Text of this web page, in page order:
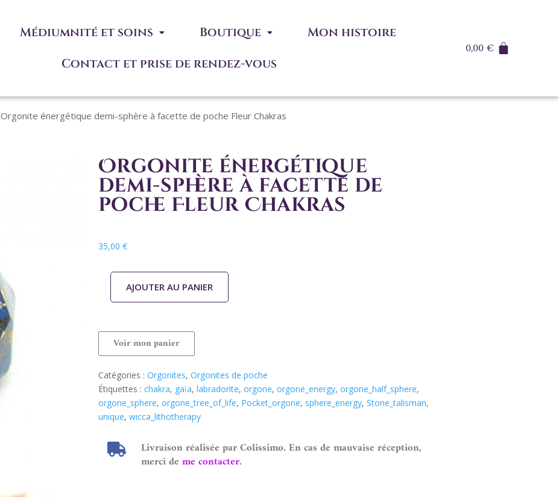
Médiumnité et soins Boutique
Mon histoire
Contact et prise de rendez-vous
0,00€
Orgonite énergétique demi-sphère à facette de poche Fleur Chakras
Orgonite énergétique
demi-sphère à facette de
poche Fleur Chakras
35,00 €
AJOUTER AU PANIER
Voir mon panier
Catégories : Orgonites, Orgonites de poche
Étiquettes : chakra, gaïa, labradorite, orgone, orgone_energy, orgone_half_sphere,
orgone_sphere, orgone_tree_of_life, Pocket_orgone, sphere_energy, Stone_talisman,
unique, wicca_lithotherapy
Livraison réalisée par Colissimo. En cas de mauvaise réception,
merci de me contacter.